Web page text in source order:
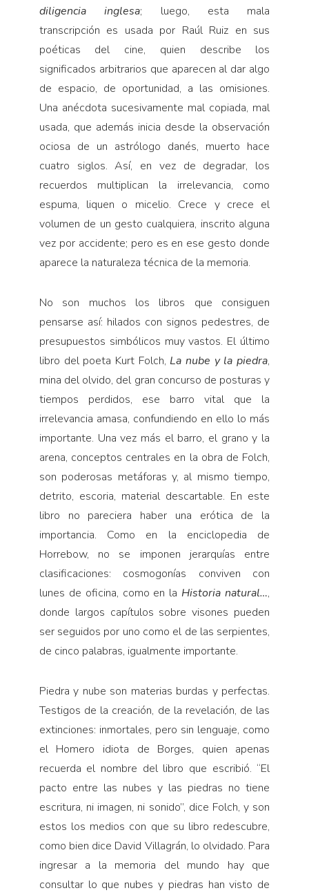
diligencia inglesa; luego, esta mala
transcripción es usada por Raúl Ruiz en sus
poéticas del cine, quien describe los
significados arbitrarios que aparecen al dar algo
de espacio, de oportunidad, a las omisiones.
Una anécdota sucesivamente mal copiada, mal
usada, que además inicia desde la observación
ociosa de un astrólogo danés, muerto hace
cuatro siglos. Así, en vez de degradar, los
recuerdos multiplican la irrelevancia, como
espuma, liquen o micelio. Crece y crece el
volumen de un gesto cualquiera, inscrito alguna
vez por accidente; pero es en ese gesto donde
aparece la naturaleza técnica de la memoria.
No son muchos los libros que consiguen
pensarse así: hilados con signos pedestres, de
presupuestos simbólicos muy vastos. El último
libro del poeta Kurt Folch, La nube y la piedra,
mina del olvido, del gran concurso de posturas y
tiempos perdidos, ese barro vital que la
irrelevancia amasa, confundiendo en ello lo más
importante. Una vez más el barro, el grano y la
arena, conceptos centrales en la obra de Folch,
son poderosas metáforas y, al mismo tiempo,
detrito, escoria, material descartable. En este
libro no pareciera haber una erótica de la
importancia. Como en la enciclopedia de
Horrebow, no se imponen jerarquías entre
clasificaciones: cosmogonías conviven con
lunes de oficina, como en la Historia natural…,
donde largos capítulos sobre visones pueden
ser seguidos por uno como el de las serpientes,
de cinco palabras, igualmente importante.
Piedra y nube son materias burdas y perfectas.
Testigos de la creación, de la revelación, de las
extinciones: inmortales, pero sin lenguaje, como
el Homero idiota de Borges, quien apenas
recuerda el nombre del libro que escribió. “El
pacto entre las nubes y las piedras no tiene
escritura, ni imagen, ni sonido”, dice Folch, y son
estos los medios con que su libro redescubre,
como bien dice David Villagrán, lo olvidado. Para
ingresar a la memoria del mundo hay que
consultar lo que nubes y piedras han visto de